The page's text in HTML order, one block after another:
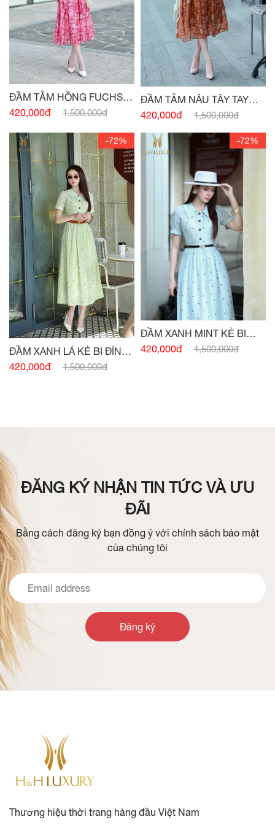
ĐẦM TẰM HỒNG FUCHSIA
TAY CÁNH HỒNG
420,000đ 1,500,000đ
ĐẦM TẰM NÂU TÂY TAY
CÁNH HỒNG
420,000đ 1,500,000đ
-72%
ĐẦM XANH LÁ KẺ BI ĐÍNH
CÚC
420,000đ 1,500,000đ
-72%
ĐẦM XANH MINT KẺ BI
ĐÍNH CÚC
420,000đ 1,500,000đ
ĐĂNG KÝ NHẬN TIN TỨC VÀ ƯU
ĐÃI
Bằng cách đăng ký bạn đồng ý với chính sách bảo mật
của chúng tôi
Đăng ký
Thương hiệu thời trang hàng đầu Việt Nam